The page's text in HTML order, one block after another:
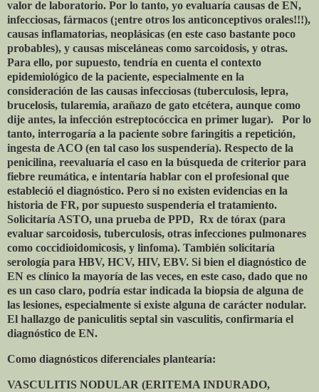
valor de laboratorio. Por lo tanto, yo evaluaría causas de EN,
infecciosas, fármacos (¡entre otros los anticonceptivos orales!!!),
causas inflamatorias, neoplásicas (en este caso bastante poco
probables), y causas misceláneas como sarcoidosis, y otras.
Para ello, por supuesto, tendría en cuenta el contexto
epidemiológico de la paciente, especialmente en la
consideración de las causas infecciosas (tuberculosis, lepra,
brucelosis, tularemia, arañazo de gato etcétera, aunque como
dije antes, la infección estreptocóccica en primer lugar).
Por lo
tanto, interrogaría a la paciente sobre faringitis a repetición,
ingesta de ACO (en tal caso los suspendería). Respecto de la
penicilina, reevaluaría el caso en la búsqueda de criterior para
fiebre reumática, e intentaría hablar con el profesional que
estableció el diagnóstico. Pero si no existen evidencias en la
historia de FR, por supuesto suspendería el tratamiento.
Solicitaría ASTO, una prueba de PPD, Rx de tórax (para
evaluar sarcoidosis, tuberculosis, otras infecciones pulmonares
como coccidioidomicosis, y linfoma). También solicitaría
serología para HBV, HCV, HIV, EBV. Si bien el diagnóstico de
EN es clínico la mayoría de las veces, en este caso, dado que no
es un caso claro, podría estar indicada la biopsia de alguna de
las lesiones, especialmente si existe alguna de carácter nodular.
El hallazgo de paniculitis septal sin vasculitis, confirmaría el
diagnóstico de EN.
Como diagnósticos diferenciales plantearía:
VASCULITIS NODULAR (ERITEMA INDURADO,